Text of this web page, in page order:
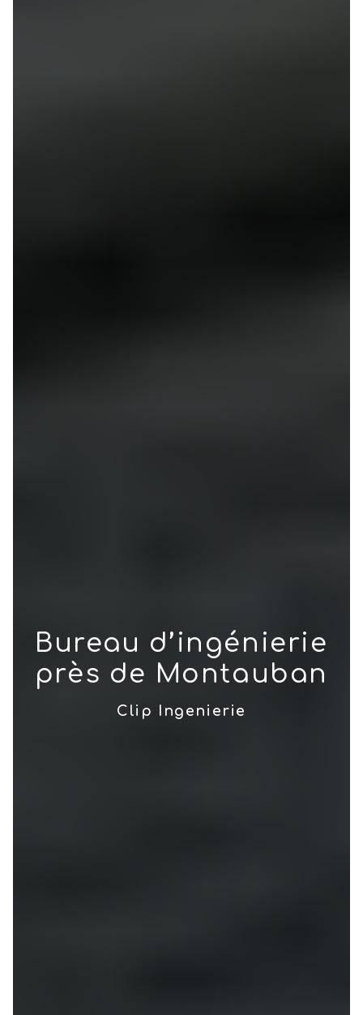
Bureau d’ingénierie
près de Montauban
Clip Ingenierie